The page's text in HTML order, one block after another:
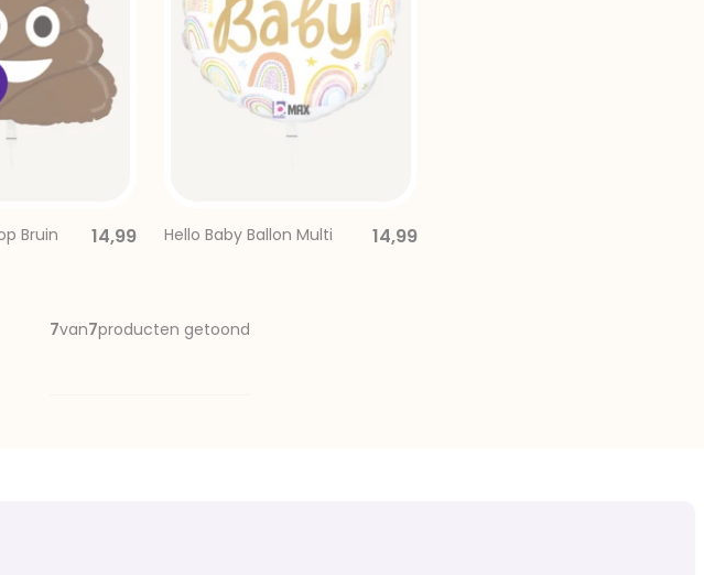
Bruin 14,99 Hello Baby Ballon Multi 14,99
7van7producten getoond